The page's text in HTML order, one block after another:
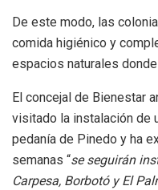
De este modo, las
comida higiénico y
espacios naturales
El concejal de Bienestar
visitado la instalación de
pedanía de Pinedo y ha
semanas “se seguirán
Carpesa, Borbotó y El